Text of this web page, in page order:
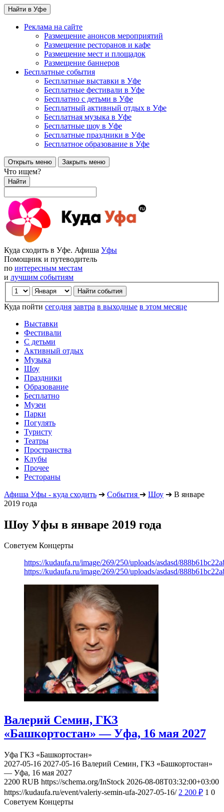
Найти в Уфе
Реклама на сайте
Размещение анонсов мероприятий
Размещение ресторанов и кафе
Размещение мест и площадок
Размещение баннеров
Бесплатные события
Бесплатные выставки в Уфе
Бесплатные фестивали в Уфе
Бесплатно с детьми в Уфе
Бесплатный активный отдых в Уфе
Бесплатная музыка в Уфе
Бесплатные шоу в Уфе
Бесплатные праздники в Уфе
Бесплатное образование в Уфе
Открыть меню Закрыть меню
Что ищем?
Найти
Куда сходить в Уфе. Афиша Уфы
Помощник и путеводитель
по интересным местам
и лучшим событиям
Куда пойти сегодня завтра в выходные в этом месяце
Выставки
Фестивали
С детьми
Активный отдых
Музыка
Шоу
Праздники
Образование
Бесплатно
Музеи
Парки
Погулять
Туристу
Театры
Пространства
Клубы
Прочее
Рестораны
Афиша Уфы - куда сходить ➔ События ➔ Шоу ➔ В январе
2019 года
Шоу Уфы в январе 2019 года
Советуем Концерты
https://kudaufa.ru/image/269/250/uploads/asdasd/
https://kudaufa.ru/image/269/250/uploads/asdasd/
Валерий Семин, ГКЗ
«Башкортостан» — Уфа, 16 мая 2027
Уфа ГКЗ «Башкортостан»
2027-05-16 2027-05-16 Валерий Семин, ГКЗ «Башкортостан»
— Уфа, 16 мая 2027
2200 RUB https://schema.org/InStock 2026-08-08T03:32:00+03:00
https://kudaufa.ru/event/valeriy-semin-ufa-2027-05-16/ 2 200 ₽ 1 0
Советуем Концерты